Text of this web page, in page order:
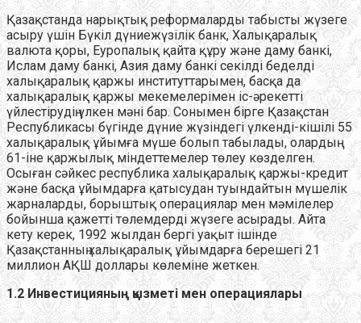
Қазақстанда нарықтық реформаларды табысты жүзеге
асыру үшін Бүкіл дүниежүзілік банк, Халықаралық
валюта қоры, Еуропалық қайта құру және даму банкі,
Ислам даму банкі, Азия даму банкі секілді беделді
халықаралық қаржы институттарымен, басқа да
халықаралық қаржы мекемелерімен іс-әрекетті
үйлестірудің үлкен мәні бар. Сонымен бірге Қазақстан
Республикасы бүгінде дүние жүзіндегі үлкенді-кішілі 55
халықаралық ұйымға мүше болып табылады, олардың
61-іне қаржылық міндеттемелер төлеу көзделген.
Осыған сәйкес республика халықаралық қаржы-кредит
және басқа ұйымдарға қатысудан туындайтын мүшелік
жарналарды, борыштық операциялар мен мәмілелер
бойынша қажетті төлемдерді жүзеге асырады. Айта
кету керек, 1992 жылдан бергі уақыт ішінде
Қазақстанның халықаралық ұйымдарға берешегі 21
миллион АҚШ доллары көлеміне жеткен.
1.2 Инвестицияның қызметі мен операциялары